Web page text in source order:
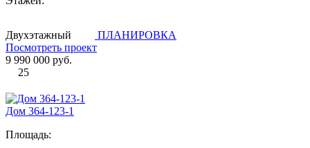
Двухэтажный
ПЛАНИРОВКА
Посмотреть проект
9 990 000 руб.
25
Дом 364-123-1
Площадь: